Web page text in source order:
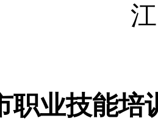
职业技能培